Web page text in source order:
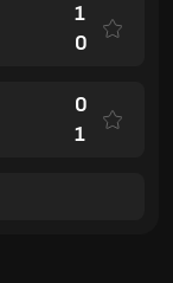
1
0
0
1